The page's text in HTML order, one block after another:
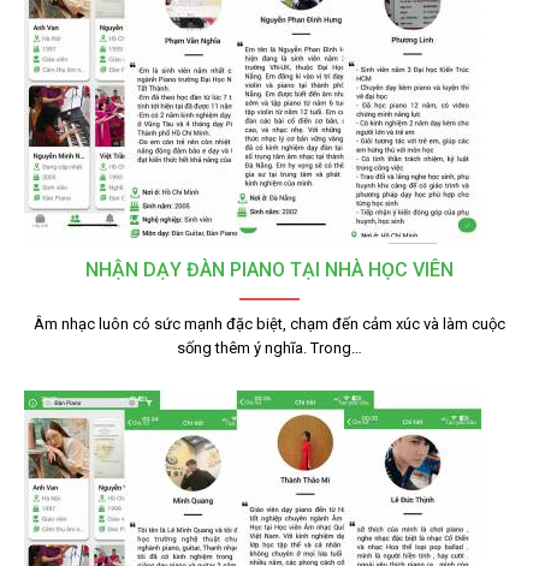
NHẬN DẠY ĐÀN PIANO TẠI NHÀ HỌC VIÊN
Âm nhạc luôn có sức mạnh đặc biệt, chạm đến cảm xúc và làm cuộc
sống thêm ý nghĩa. Trong…